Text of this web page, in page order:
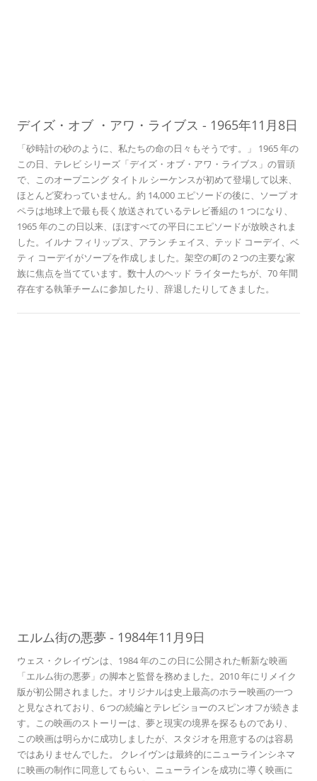
デイズ・オブ ・アワ・ライブス - 1965年11月8日
「砂時計の砂のように、私たちの命の日々もそうです。」 1965 年の
この日、テレビ シリーズ「デイズ・オブ・アワ・ライブス」の冒頭
で、このオープニング タイトル シーケンスが初めて登場して以来、
ほとんど変わっていません。約 14,000 エピソードの後に​​、ソープ オ
ペラは地球上で最も長く放送されているテレビ番組の 1 つになり、
1965 年のこの日以来、ほぼすべての平日にエピソードが放映されま
した。イルナ フィリップス、アラン チェイス、テッド コーデイ、ベ
ティ コーデイがソープを作成しました。架空の町の 2 つの主要な家
族に焦点を当てています。数十人のヘッド ライターたちが、70 年間
存在する執筆チームに参加したり、辞退したりしてきました。
エルム街の悪夢 - 1984年11月9日
ウェス・クレイヴンは、1984 年のこの日に公開された斬新な映画
「エルム街の悪夢」の脚本と監督を務めました。2010 年にリメイク
版が初公開されました。オリジナルは史上最高のホラー映画の一つ
と見なされており、6 つの続編とテレビショーのスピンオフが続きま
す。この映画のストーリーは、夢と現実の境界を探るものであり、
この映画は明らかに成功しましたが、スタジオを用意するのは容易
ではありませんでした。 クレイヴンは最終的にニューラインシネマ
に映画の制作に同意してもらい、ニューラインを成功に導く映画に